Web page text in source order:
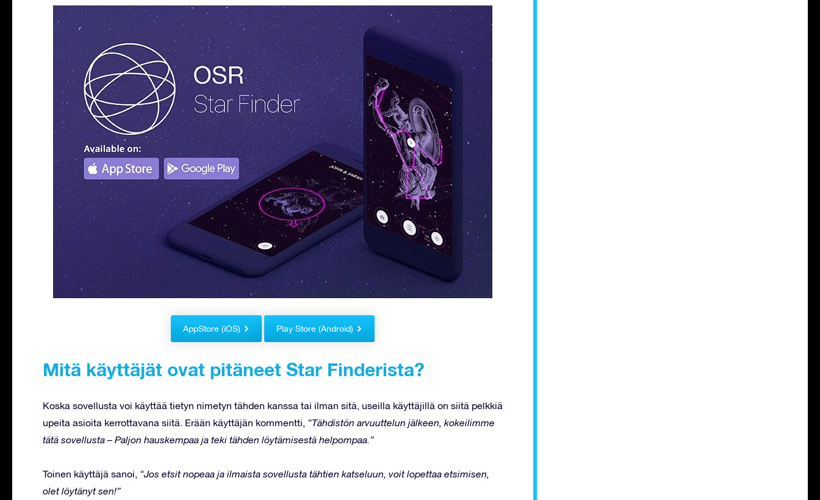
AppStore (iOS) Play Store (Android)
Mitä käyttäjät ovat pitäneet Star Finderista?
Koska sovellusta voi käyttää tietyn nimetyn tähden kanssa tai ilman sitä, useilla käyttäjillä on siitä pelkkiä
upeita asioita kerrottavana siitä. Erään käyttäjän kommentti, “Tähdistön arvuuttelun jälkeen, kokeilimme
tätä sovellusta – Paljon hauskempaa ja teki tähden löytämisestä helpompaa.”
Toinen käyttäjä sanoi, “Jos etsit nopeaa ja ilmaista sovellusta tähtien katseluun, voit lopettaa etsimisen,
olet löytänyt sen!”